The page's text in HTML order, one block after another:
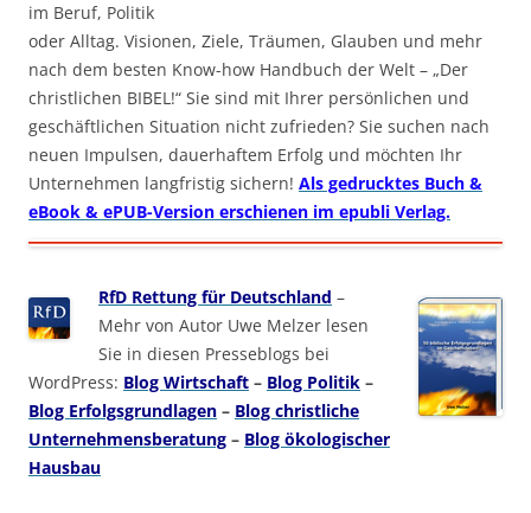
im Beruf, Politik
oder Alltag. Visionen, Ziele, Träumen, Glauben und mehr
nach dem besten Know-how Handbuch der Welt – „Der
christlichen BIBEL!“ Sie sind mit Ihrer persönlichen und
geschäftlichen Situation nicht zufrieden? Sie suchen nach
neuen Impulsen, dauerhaftem Erfolg und möchten Ihr
Unternehmen langfristig sichern! Als gedrucktes Buch &
eBook & ePUB-Version erschienen im epubli Verlag.
RfD Rettung für Deutschland –
Mehr von Autor Uwe Melzer lesen
Sie in diesen Presseblogs bei
WordPress: Blog Wirtschaft – Blog Politik –
Blog Erfolgsgrundlagen – Blog christliche
Unternehmensberatung – Blog ökologischer
Hausbau